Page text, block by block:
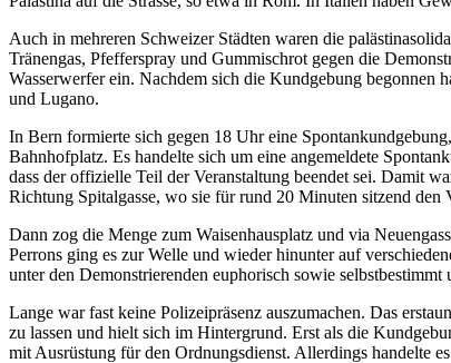
Auch in mehreren Schweizer Städten waren die
Tränengas, Pfefferspray und Gummischrot gegen die
Wasserwerfer ein. Nachdem sich die Kundgebung begonnen
und Lugano.
In Bern formierte sich gegen 18 Uhr eine
Bahnhofplatz. Es handelte sich um eine angemeldete
dass der offizielle Teil der Veranstaltung beendet sei. Damit
Richtung Spitalgasse, wo sie für rund 20 Minuten sitzend
Dann zog die Menge zum Waisenhausplatz und via
Perrons ging es zur Welle und wieder hinunter auf
unter den Demonstrierenden euphorisch sowie
Lange war fast keine Polizeipräsenz auszumachen. Das
zu lassen und hielt sich im Hintergrund. Erst als die
mit Ausrüstung für den Ordnungsdienst. Allerdings handelte